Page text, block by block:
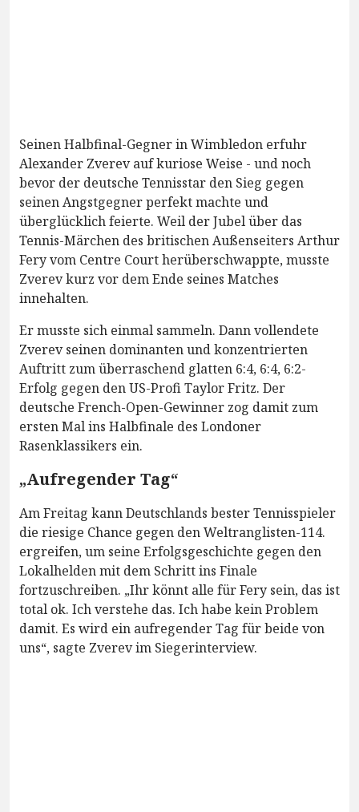
Seinen Halbfinal-Gegner in Wimbledon erfuhr
Alexander Zverev auf kuriose Weise - und noch
bevor der deutsche Tennisstar den Sieg gegen
seinen Angstgegner perfekt machte und
überglücklich feierte. Weil der Jubel über das
Tennis-Märchen des britischen Außenseiters Arthur
Fery vom Centre Court herüberschwappte, musste
Zverev kurz vor dem Ende seines Matches
innehalten.
Er musste sich einmal sammeln. Dann vollendete
Zverev seinen dominanten und konzentrierten
Auftritt zum überraschend glatten 6:4, 6:4, 6:2-
Erfolg gegen den US-Profi Taylor Fritz. Der
deutsche French-Open-Gewinner zog damit zum
ersten Mal ins Halbfinale des Londoner
Rasenklassikers ein.
„Aufregender Tag“
Am Freitag kann Deutschlands bester Tennisspieler
die riesige Chance gegen den Weltranglisten-114.
ergreifen, um seine Erfolgsgeschichte gegen den
Lokalhelden mit dem Schritt ins Finale
fortzuschreiben. „Ihr könnt alle für Fery sein, das ist
total ok. Ich verstehe das. Ich habe kein Problem
damit. Es wird ein aufregender Tag für beide von
uns“, sagte Zverev im Siegerinterview.